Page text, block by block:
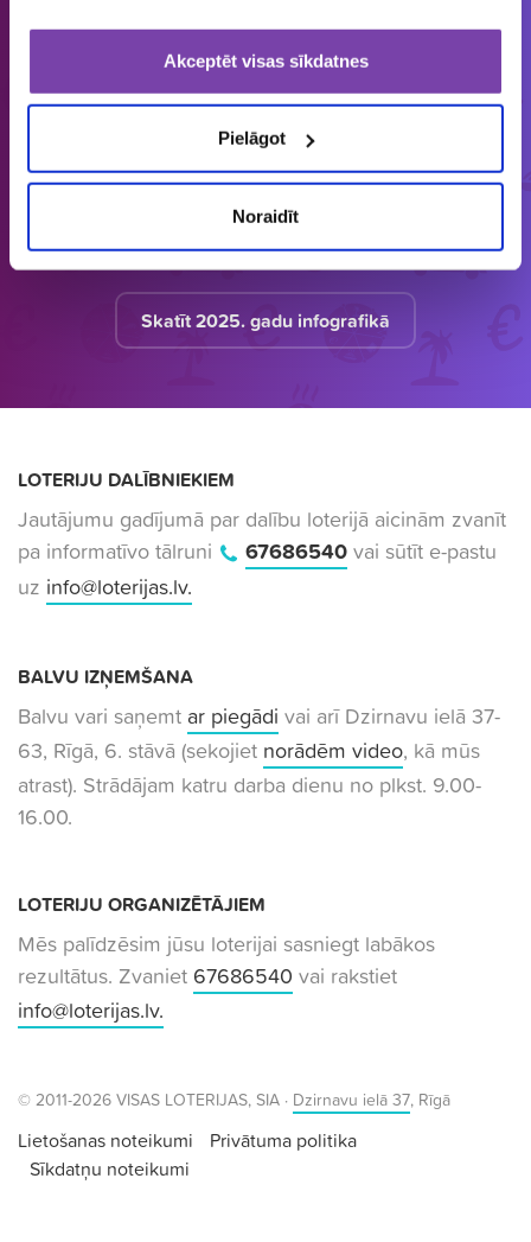
Akceptēt visas sīkdatnes
Pielāgot
Noraidīt
Latvijā vienīgais specializētais Loterijas.lv
loteriju portāls. Loterijas.lv sniedz unikālu
informāciju bāzi par aktuālo loteriju
apkopojumu tirgū.
Skatīt 2025. gadu infografikā
LOTERIJU DALĪBNIEKIEM
Jautājumu gadījumā par dalību loterijā aicinām zvanīt
pa informatīvo tālruni
67686540vai sūtīt e-pastu
uz info@loterijas.lv.
BALVU IZŅEMŠANA
Balvu vari saņemt ar piegādi vai arī Dzirnavu ielā 37-
63, Rīgā, 6. stāvā (sekojiet norādēm video, kā mūs
atrast). Strādājam katru darba dienu no plkst. 9.00-
16.00.
LOTERIJU ORGANIZĒTĀJIEM
Mēs palīdzēsim jūsu loterijai sasniegt labākos
rezultātus. Zvaniet 67686540 vai rakstiet
info@loterijas.lv.
© 2011-2026 VISAS LOTERIJAS, SIA · Dzirnavu ielā 37, Rīgā
Lietošanas noteikumi
Privātuma politika
Sīkdatņu noteikumi